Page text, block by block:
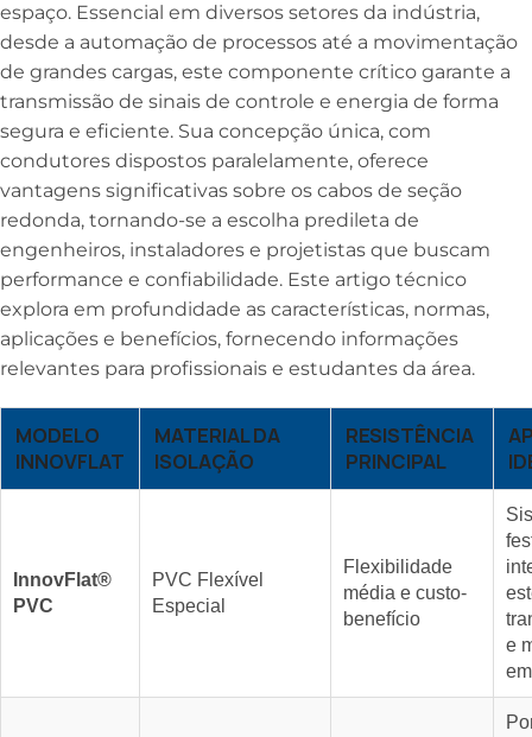
espaço. Essencial em diversos setores da indústria,
desde a automação de processos até a movimentação
de grandes cargas, este componente crítico garante a
transmissão de sinais de controle e energia de forma
segura e eficiente. Sua concepção única, com
condutores dispostos paralelamente, oferece
vantagens significativas sobre os cabos de seção
redonda, tornando-se a escolha predileta de
engenheiros, instaladores e projetistas que buscam
performance e confiabilidade. Este artigo técnico
explora em profundidade as características, normas,
aplicações e benefícios, fornecendo informações
relevantes para profissionais e estudantes da área.
MODELO
INNOVFLAT
MATERIAL DA
ISOLAÇÃO
RESISTÊNCIA
PRINCIPAL
InnovFlat®
PVC
PVC Flexível
Especial
Flexibilidade
média e custo-
benefício
e